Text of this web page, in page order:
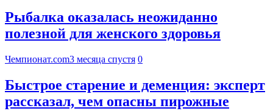
Рыбалка оказалась неожиданно
полезной для женского здоровья
Чемпионат.com3 месяца спустя 0
Быстрое старение и деменция: эксперт
рассказал, чем опасны пирожные